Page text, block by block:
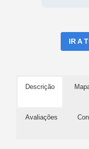
IR A
Descrição
Avaliações